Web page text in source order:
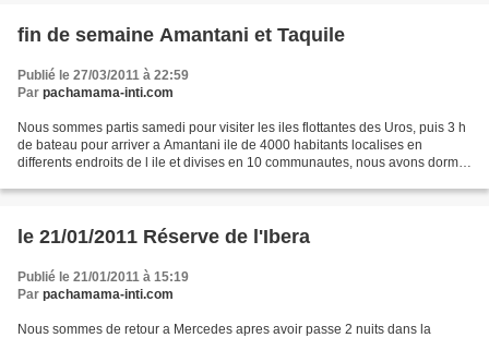
fin de semaine Amantani et Taquile
Publié le 27/03/2011 à 22:59
Par pachamama-inti.com
Nous sommes partis samedi pour visiter les iles flottantes des Uros, puis 3 h
de bateau pour arriver a Amantani ile de 4000 habitants localises en
differents endroits de l ile et divises en 10 communautes, nous avons dormi
le 21/01/2011 Réserve de l'Ibera
Publié le 21/01/2011 à 15:19
Par pachamama-inti.com
Nous sommes de retour a Mercedes apres avoir passe 2 nuits dans la